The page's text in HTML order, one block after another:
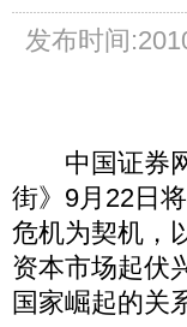
发布时间:
中国证券网
街》9月22日
危机为契机，
资本市场起伏
国家崛起的关